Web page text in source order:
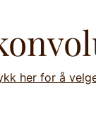
her for å